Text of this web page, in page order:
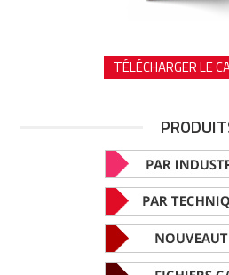
TÉLÉCHARGER LE